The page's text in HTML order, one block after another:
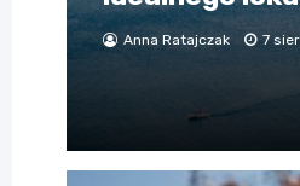
Anna Ratajczak 7